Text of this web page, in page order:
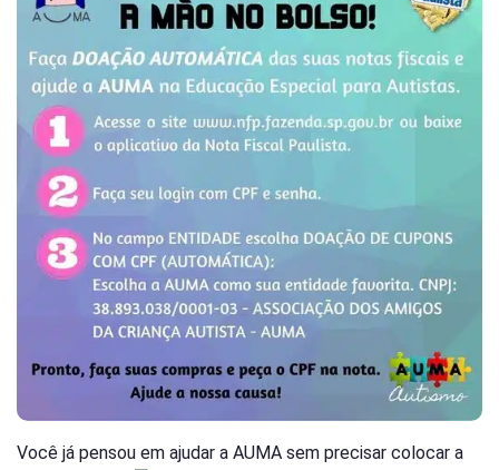
Você já pensou em ajudar a AUMA sem precisar colocar a